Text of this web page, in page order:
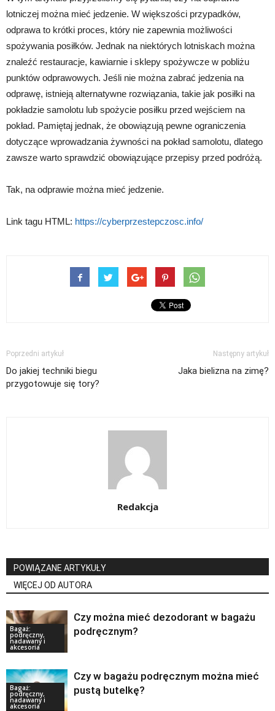
lotniczej można mieć jedzenie. W większości przypadków,
odprawa to krótki proces, który nie zapewnia możliwości
spożywania posiłków. Jednak na niektórych lotniskach można
znaleźć restauracje, kawiarnie i sklepy spożywcze w pobliżu
punktów odprawowych. Jeśli nie można zabrać jedzenia na
odprawę, istnieją alternatywne rozwiązania, takie jak posiłki na
pokładzie samolotu lub spożycie posiłku przed wejściem na
pokład. Pamiętaj jednak, że obowiązują pewne ograniczenia
dotyczące wprowadzania żywności na pokład samolotu, dlatego
zawsze warto sprawdzić obowiązujące przepisy przed podróżą.
Tak, na odprawie można mieć jedzenie.
Link tagu HTML: https://cyberprzestepczosc.info/
Poprzedni artykuł
Do jakiej techniki biegu
przygotowuje się tory?
Następny artykuł
Jaka bielizna na zimę?
Redakcja
POWIĄZANE ARTYKUŁY
WIĘCEJ OD AUTORA
Bagaż:
podręczny,
nadawany i
akcesoria
Czy można mieć dezodorant w bagażu
podręcznym?
Bagaż:
podręczny,
nadawany i
akcesoria
Czy w bagażu podręcznym można mieć
pustą butelkę?